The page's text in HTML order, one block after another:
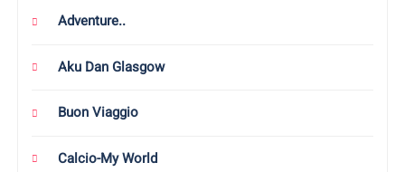
Adventure..
Aku Dan Glasgow
Buon Viaggio
Calcio-My World